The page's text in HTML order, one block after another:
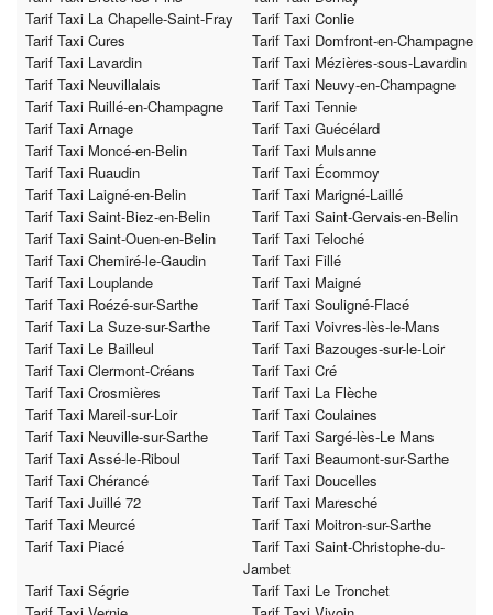
Tarif Taxi La Chapelle-Saint-Fray
Tarif Taxi Conlie
Tarif Taxi Cures
Tarif Taxi Domfront-en-Champagne
Tarif Taxi Lavardin
Tarif Taxi Mézières-sous-Lavardin
Tarif Taxi Neuvillalais
Tarif Taxi Neuvy-en-Champagne
Tarif Taxi Ruillé-en-Champagne
Tarif Taxi Tennie
Tarif Taxi Arnage
Tarif Taxi Guécélard
Tarif Taxi Moncé-en-Belin
Tarif Taxi Mulsanne
Tarif Taxi Ruaudin
Tarif Taxi Écommoy
Tarif Taxi Laigné-en-Belin
Tarif Taxi Marigné-Laillé
Tarif Taxi Saint-Biez-en-Belin
Tarif Taxi Saint-Gervais-en-Belin
Tarif Taxi Saint-Ouen-en-Belin
Tarif Taxi Teloché
Tarif Taxi Chemiré-le-Gaudin
Tarif Taxi Fillé
Tarif Taxi Louplande
Tarif Taxi Maigné
Tarif Taxi Roézé-sur-Sarthe
Tarif Taxi Souligné-Flacé
Tarif Taxi La Suze-sur-Sarthe
Tarif Taxi Voivres-lès-le-Mans
Tarif Taxi Le Bailleul
Tarif Taxi Bazouges-sur-le-Loir
Tarif Taxi Clermont-Créans
Tarif Taxi Cré
Tarif Taxi Crosmières
Tarif Taxi La Flèche
Tarif Taxi Mareil-sur-Loir
Tarif Taxi Coulaines
Tarif Taxi Neuville-sur-Sarthe
Tarif Taxi Sargé-lès-Le Mans
Tarif Taxi Assé-le-Riboul
Tarif Taxi Beaumont-sur-Sarthe
Tarif Taxi Chérancé
Tarif Taxi Doucelles
Tarif Taxi Juillé 72
Tarif Taxi Maresché
Tarif Taxi Meurcé
Tarif Taxi Moitron-sur-Sarthe
Tarif Taxi Piacé
Tarif Taxi Saint-Christophe-du-
Jambet
Tarif Taxi Ségrie
Tarif Taxi Le Tronchet